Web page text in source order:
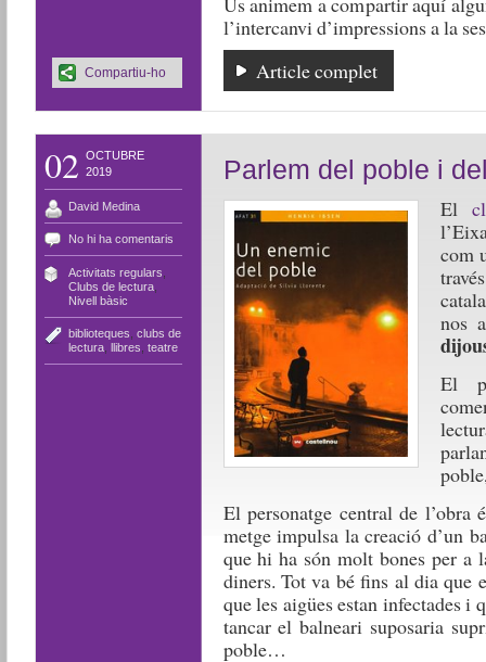
l’intercanvi d’impressions a la
Article complet
Compartiu-ho
02 OCTUBRE
2019
David Medina
No hi ha comentaris
Activitats regulars
Clubs de lectura,
Nivell bàsic
biblioteques clubs de
lectura, llibres teatre
Parlem del poble i
El
com
nos
El
El personatge central de l’obra
metge impulsa la creació d’un
que hi ha són molt bones per a
diners. Tot va bé fins al dia que
que les aigües estan infectades i
tancar el balneari suposaria
poble…